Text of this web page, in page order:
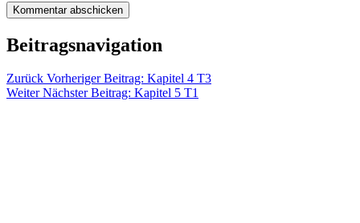
Beitragsnavigation
Zurück Vorheriger Beitrag: Kapitel 4 T3
Weiter Nächster Beitrag: Kapitel 5 T1